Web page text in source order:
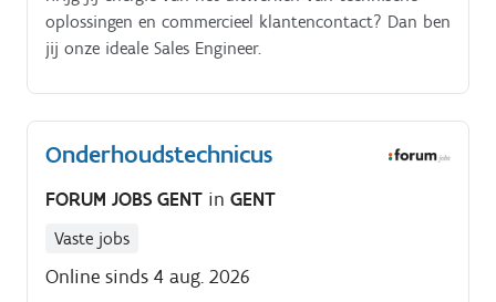
oplossingen en commercieel klantencontact? Dan ben
jij onze ideale Sales Engineer.
Onderhoudstechnicus
FORUM JOBS GENT in GENT
Vaste jobs
Online sinds 4 aug. 2026